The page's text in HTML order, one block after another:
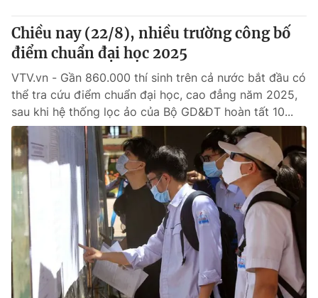
Chiều nay (22/8), nhiều trường công bố
điểm chuẩn đại học 2025
VTV.vn - Gần 860.000 thí sinh trên cả nước bắt đầu có
thể tra cứu điểm chuẩn đại học, cao đẳng năm 2025,
sau khi hệ thống lọc ảo của Bộ GD&ĐT hoàn tất 10...